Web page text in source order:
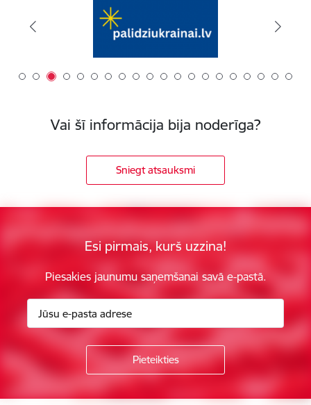
Vai šī informācija bija noderīga?
Sniegt atsauksmi
Esi pirmais, kurš uzzina!
Piesakies jaunumu saņemšanai savā e-pastā.